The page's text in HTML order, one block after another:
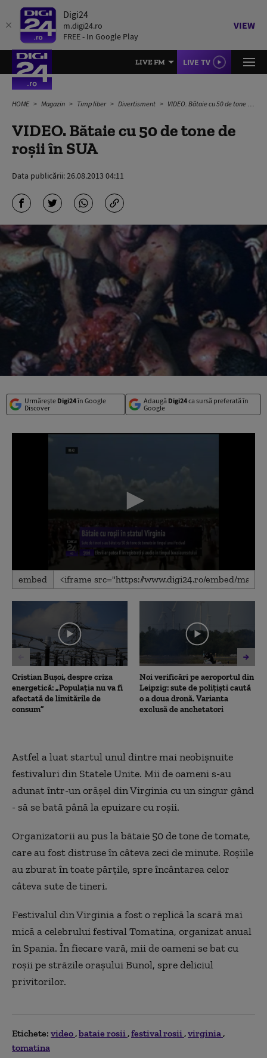
Digi24
m.digi24.ro
FREE - In Google Play
VIEW
LIVE FM LIVE TV
HOME Magazin Timp liber Divertisment VIDEO. Bătaie cu 50 de tone de roșii în SUA
VIDEO. Bătaie cu 50 de tone de
roșii în SUA
Data publicării:26.08.2013 04:11
Urmărește Digi24în Google
Discover
Adaugă Digi24ca sursă preferată în
Google
0
seconds
44
seconds
embed
Cristian Bușoi, despre criza
energetică: „Populația nu va fi
afectată de limitările de
consum”
Noi verificări pe aeroportul din
Leipzig: sute de polițiști caută
o a doua dronă. Varianta
exclusă de anchetatori
Astfel a luat startul unul dintre mai neobişnuite
festivaluri din Statele Unite. Mii de oameni s-au
adunat într-un orăşel din Virginia cu un singur gând
- să se bată până la epuizare cu roşii.
Organizatorii au pus la bătaie 50 de tone de tomate,
care au fost distruse în câteva zeci de minute. Roşiile
au zburat în toate părţile, spre încântarea celor
câteva sute de tineri.
Festivalul din Virginia a fost o replică la scară mai
mică a celebrului festival Tomatina, organizat anual
în Spania. În fiecare vară, mii de oameni se bat cu
roşii pe străzile oraşului Bunol, spre deliciul
privitorilor.
Etichete: video bataie rosii festival rosii virginia
tomatina